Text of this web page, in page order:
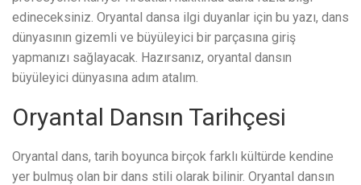
edineceksiniz. Oryantal dansa ilgi duyanlar için bu yazı, dans
dünyasının gizemli ve büyüleyici bir parçasına giriş
yapmanızı sağlayacak. Hazırsanız, oryantal dansın
büyüleyici dünyasına adım atalım.
Oryantal Dansın Tarihçesi
Oryantal dans, tarih boyunca birçok farklı kültürde kendine
yer bulmuş olan bir dans stili olarak bilinir. Oryantal dansın